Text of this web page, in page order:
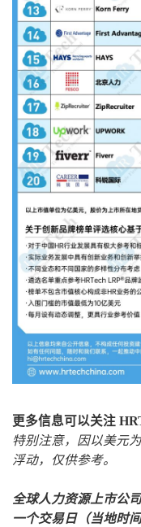
更多信息可以关注
特别注意，因以美元
浮动，仅供参考。
全球人力资源上市公
一个交易日（当地时